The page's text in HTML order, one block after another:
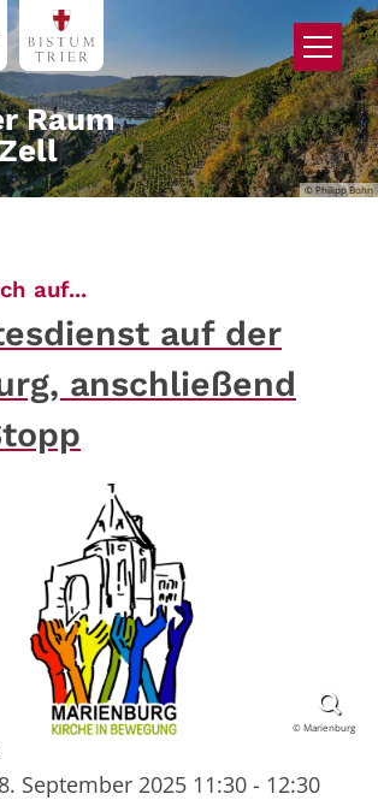
© Philipp Bohn
Raum
auf...:
auf der
anschließend
© Marienburg
September 2025 11:30 - 12:30